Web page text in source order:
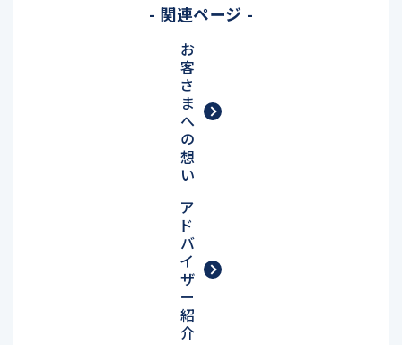
- 関連ページ -
お
客
さ
ま
へ
の
想
い
ア
ド
バ
イ
ザ
ー
紹
介